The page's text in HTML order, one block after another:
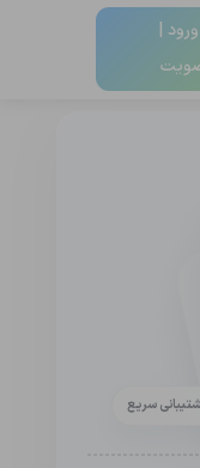
ورود |
سریع